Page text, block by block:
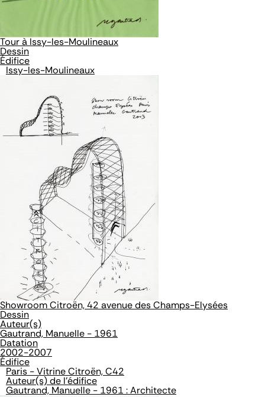
Tour à Issy-les-Moulineaux
Dessin
Édifice
Issy-les-Moulineaux
Showroom Citroën, 42 avenue des Champs-Elysées
Dessin
Auteur(s)
Gautrand, Manuelle - 1961
Datation
2002-2007
Édifice
Paris - Vitrine Citroën, C42
Auteur(s) de l'édifice
Gautrand, Manuelle - 1961 : Architecte